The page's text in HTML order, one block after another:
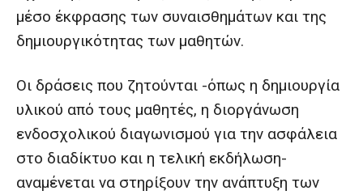
μέσο έκφρασης των συναισθημάτων και της
δημιουργικότητας των μαθητών.
Οι δράσεις που ζητούνται -όπως η δημιουργία
υλικού από τους μαθητές, η διοργάνωση
ενδοσχολικού διαγωνισμού για την ασφάλεια
στο διαδίκτυο και η τελική εκδήλωση-
αναμένεται να στηρίξουν την ανάπτυξη των